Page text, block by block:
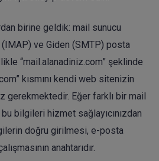
birine geldik: mail sunucu
ve Giden (SMTP) posta
“mail.alanadiniz.com” şeklinde
kısmını kendi web sitenizin
gerekmektedir. Eğer farklı bir mail
bilgileri hizmet sağlayıcınızdan
doğru girilmesi, e-posta
anahtarıdır.